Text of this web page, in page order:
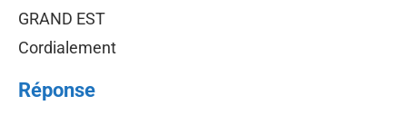
GRAND EST
Cordialement
Réponse